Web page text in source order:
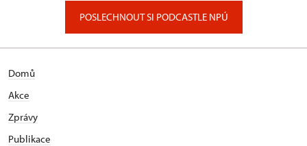
POSLECHNOUT SI PODCASTLE NPÚ
Domů
Akce
Zprávy
Publikace